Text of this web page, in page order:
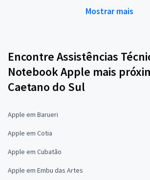
Mostrar mais
Encontre Assistências
Notebook Apple mais
Caetano do Sul
Apple em Barueri
Apple em Cotia
Apple em Cubatão
Apple em Embu das Artes